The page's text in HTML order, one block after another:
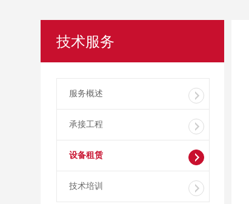
技术服务
服务概述
承接工程
设备租赁
技术培训